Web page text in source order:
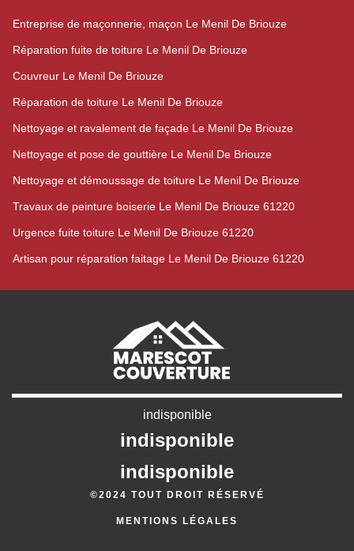
Entreprise de maçonnerie, maçon Le Menil De Briouze
Réparation fuite de toiture Le Menil De Briouze
Couvreur Le Menil De Briouze
Réparation de toiture Le Menil De Briouze
Nettoyage et ravalement de façade Le Menil De Briouze
Nettoyage et pose de gouttière Le Menil De Briouze
Nettoyage et démoussage de toiture Le Menil De Briouze
Travaux de peinture boiserie Le Menil De Briouze 61220
Urgence fuite toiture Le Menil De Briouze 61220
Artisan pour réparation faitage Le Menil De Briouze 61220
indisponible
indisponible
indisponible
©2024 TOUT DROIT RÉSERVÉ
MENTIONS LÉGALES